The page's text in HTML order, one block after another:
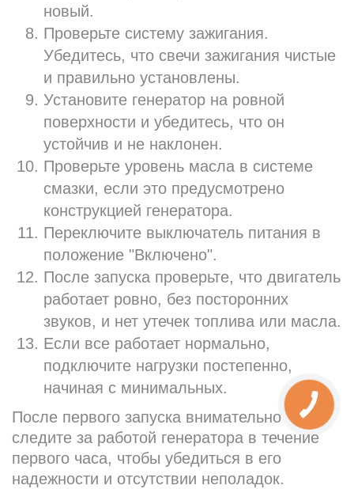
новый.
Проверьте систему зажигания.
Убедитесь, что свечи зажигания чистые
и правильно установлены.
Установите генератор на ровной
поверхности и убедитесь, что он
устойчив и не наклонен.
Проверьте уровень масла в системе
смазки, если это предусмотрено
конструкцией генератора.
Переключите выключатель питания в
положение "Включено".
После запуска проверьте, что двигатель
работает ровно, без посторонних
звуков, и нет утечек топлива или масла.
Если все работает нормально,
подключите нагрузки постепенно,
начиная с минимальных.
После первого запуска внимательно
следите за работой генератора в течение
первого часа, чтобы убедиться в его
надежности и отсутствии неполадок.